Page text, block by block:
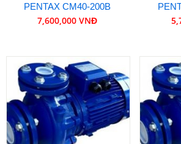
PENTAX CM40-200B
7,600,000 VNĐ